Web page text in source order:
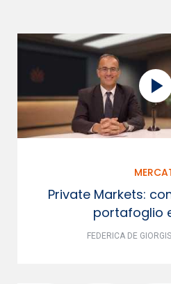
Private Markets:
portafoglio
FEDERICA DE